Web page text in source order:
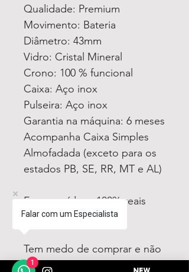
Qualidade: Premium
Movimento: Bateria
Diâmetro: 43mm
Vidro: Cristal Mineral
Crono: 100 % funcional
Caixa: Aço inox
Pulseira: Aço inox
Garantia na máquina: 6 meses
Acompanha Caixa Simples
Almofadada (exceto para os
estados PB, SE, RR, MT e AL)
Fotos e vídeos 100% reais
dos modelos a venda
Tem medo de comprar e não
gostar? Fique tranquilo,
Falar com um Especialista
1